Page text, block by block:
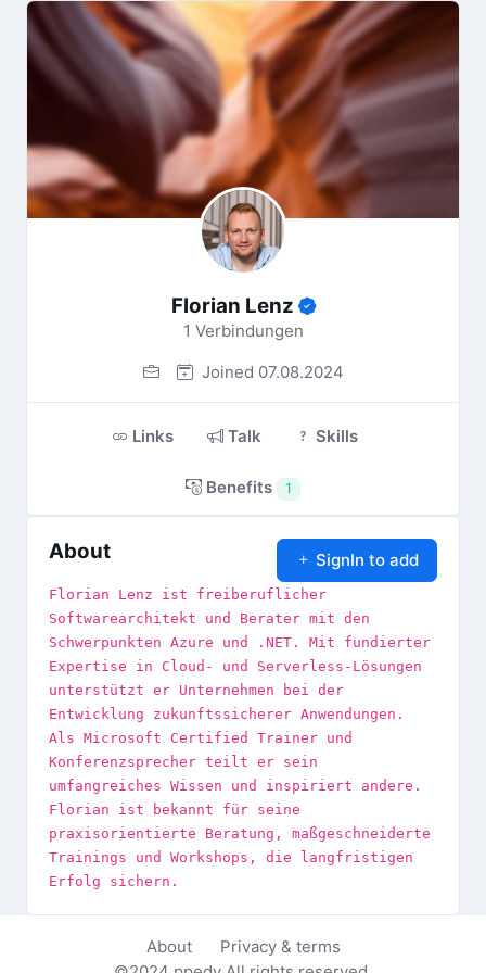
Florian Lenz
1 Verbindungen
Joined 07.08.2024
Links Talk Skills
Benefits 1
About SignIn to add
Florian Lenz ist freiberuflicher
Softwarearchitekt und Berater mit den
Schwerpunkten Azure und .NET. Mit fundierter
Expertise in Cloud- und Serverless-Lösungen
unterstützt er Unternehmen bei der
Entwicklung zukunftssicherer Anwendungen.
Als Microsoft Certified Trainer und
Konferenzsprecher teilt er sein
umfangreiches Wissen und inspiriert andere.
Florian ist bekannt für seine
praxisorientierte Beratung, maßgeschneiderte
Trainings und Workshops, die langfristigen
Erfolg sichern.
About
Privacy & terms